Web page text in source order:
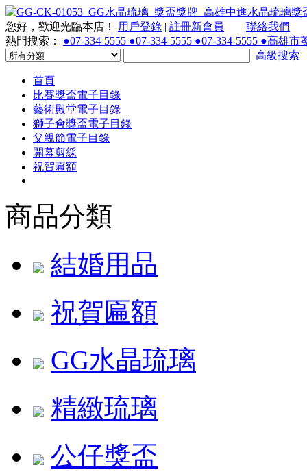
您好，歡迎光臨本店！ 用戶登錄 | 註冊新會員
聯絡我們
熱門搜索： ●07-334-5555 ●07-334-5555 ●07-334-5555 ●高雄
高級搜索
首頁
比賽獎盃電子目錄
藝術殿堂電子目錄
獅子會獎盃電子目錄
父親節電子目錄
開幕剪綵
祝賀匾額
商品分類
結婚用品
祝賀匾額
GG水晶琉璃
精緻琉璃
公仔獎盃